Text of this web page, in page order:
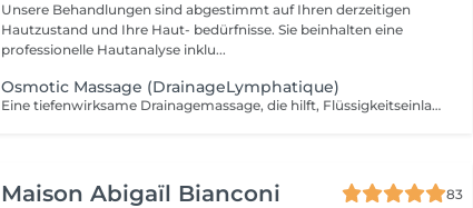
Unsere Behandlungen sind abgestimmt auf Ihren derzeitigen
Hautzustand und Ihre Haut- bedürfnisse. Sie beinhalten eine
professionelle Hautanalyse inklu...
Osmotic Massage (DrainageLymphatique)
Eine tiefenwirksame Drainagemassage, die hilft, Flüssigkeitseinlagerungen zu reduzieren und ein Gefühl von Leichtigkeit und Vitalität fördert. Gleichzeitig werden die Muskeln gezielt behandelt, was einen sofortigen straffenden Effekt erzielt. Die synergetische Wirkung der Massage in Kombination mit der Body Strategist Cream Mud verstärkt die entwässernden und straffenden Effekte und sorgt bereits nach der ersten Anwendung für sichtbare Ergebnisse.
Maison Abigaïl Bianconi
83